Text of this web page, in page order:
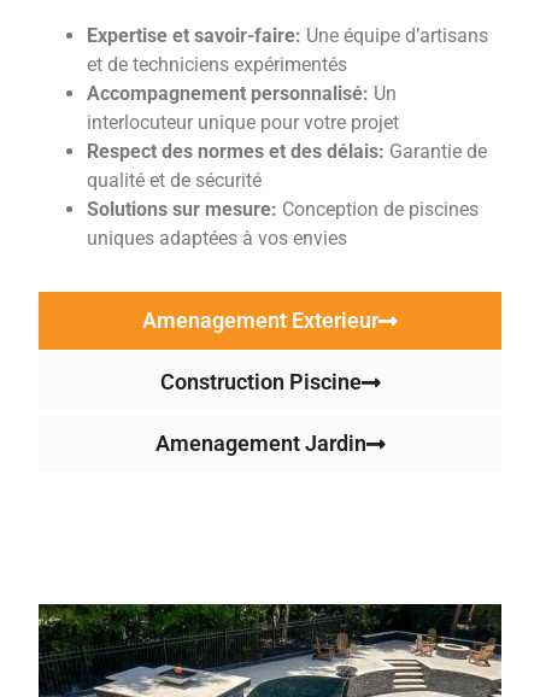
Amenagement Exterieur
Construction Piscine
Amenagement Jardin
Expertise et savoir-faire: Une équipe d’artisans
et de techniciens expérimentés
Accompagnement personnalisé: Un
interlocuteur unique pour votre projet
Respect des normes et des délais: Garantie de
qualité et de sécurité
Solutions sur mesure: Conception de piscines
uniques adaptées à vos envies